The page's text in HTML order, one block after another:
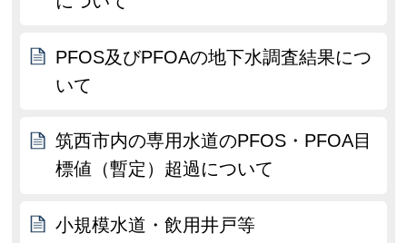
PFOS及びPFOAの地下水調査結果につ
いて
筑西市内の専用水道のPFOS・PFOA目
標値（暫定）超過について
小規模水道・飲用井戸等